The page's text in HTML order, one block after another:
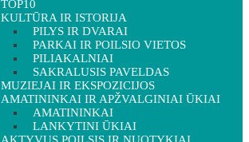
TOP10
KULTŪRA IR ISTORIJA
PILYS IR DVARAI
PARKAI IR POILSIO VIETOS
PILIAKALNIAI
SAKRALUSIS PAVELDAS
MUZIEJAI IR EKSPOZICIJOS
AMATININKAI IR APŽVALGINIAI ŪKIAI
AMATININKAI
LANKYTINI ŪKIAI